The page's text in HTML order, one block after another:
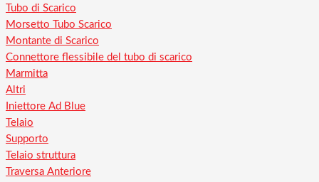
Tubo di Scarico
Morsetto Tubo Scarico
Montante di Scarico
Connettore flessibile del tubo di scarico
Marmitta
Altri
Iniettore Ad Blue
Telaio
Supporto
Telaio struttura
Traversa Anteriore